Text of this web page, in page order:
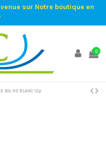
sur Notre boutique en
0
30L HD BLANC 12µ